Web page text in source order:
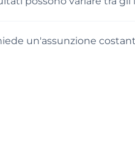
un'assunzione